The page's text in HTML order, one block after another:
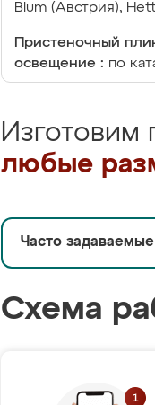
Blum (Австрия),
Пристеночный
освещение : по
Изготовим
любые
Часто
Схема